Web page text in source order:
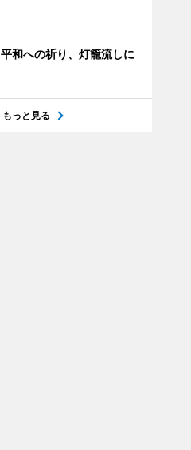
平和への祈り、灯籠流しに
もっと見る